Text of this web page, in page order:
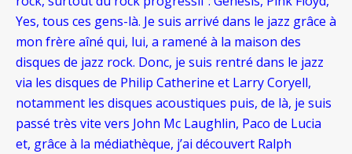
Yes, tous ces gens-là. Je suis arrivé dans le jazz grâce à
mon frère aîné qui, lui, a ramené à la maison des
disques de jazz rock. Donc, je suis rentré dans le jazz
via les disques de Philip Catherine et Larry Coryell,
notamment les disques acoustiques puis, de là, je suis
passé très vite vers John Mc Laughlin, Paco de Lucia
et, grâce à la médiathèque, j’ai découvert Ralph